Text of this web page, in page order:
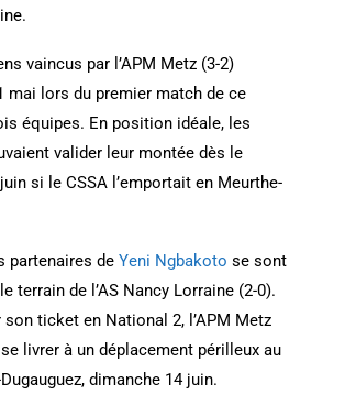
vaincus par l’APM Metz (3-2)
mai lors du premier match de ce
équipes. En position idéale, les
valider leur montée dès le
si le CSSA l’emportait en Meurthe-
partenaires de Yeni Ngbakoto se sont
terrain de l’AS Nancy Lorraine (2-0).
son ticket en National 2, l’APM Metz
livrer à un déplacement périlleux au
dimanche 14 juin.